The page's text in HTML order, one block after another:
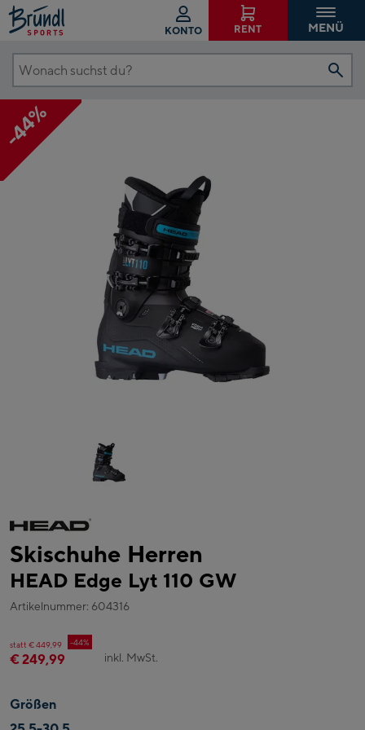
KONTO RENT MENÜ
Wonach
suchst
du?
-44%
Skischuhe Herren
HEAD Edge Lyt 110 GW
Artikelnummer: 604316
statt € 449,99 -44%
€ 249,99 inkl. MwSt.
Größen